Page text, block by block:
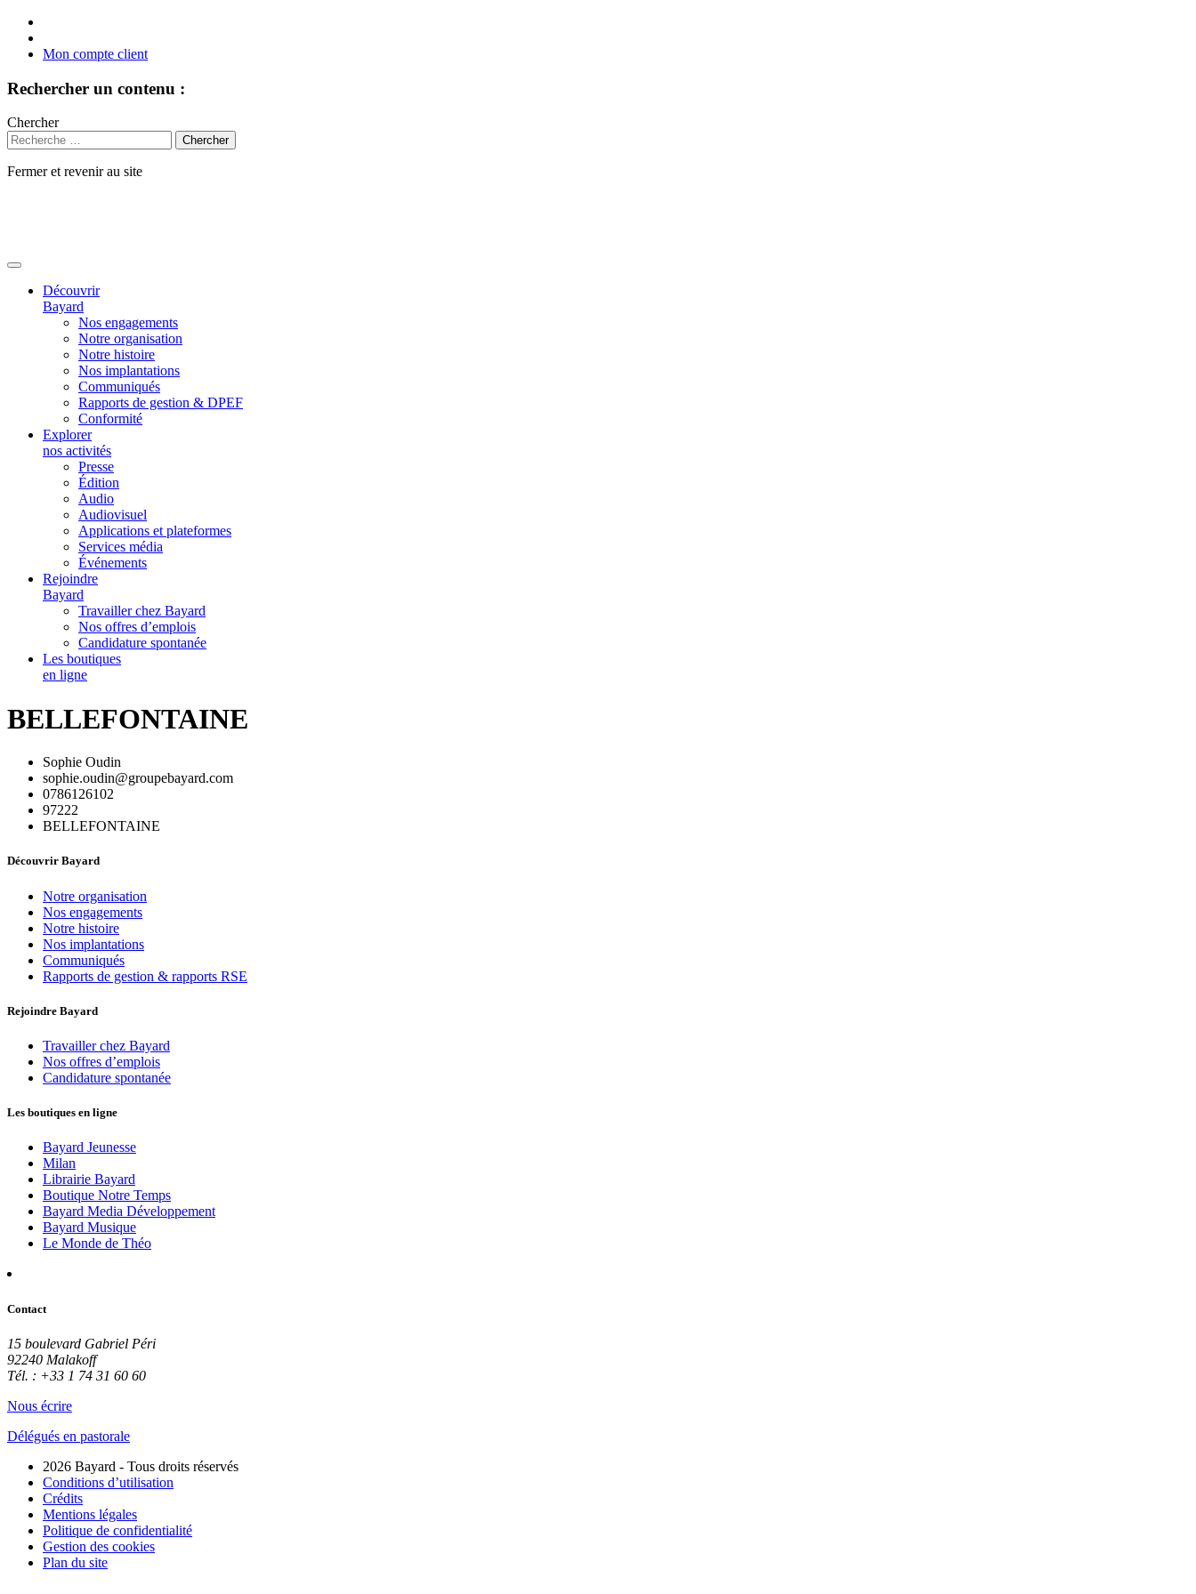
Mon compte client
Rechercher un contenu :
Chercher
Fermer et revenir au site
Découvrir
Bayard
Nos engagements
Notre organisation
Notre histoire
Nos implantations
Communiqués
Rapports de gestion & DPEF
Conformité
Explorer
nos activités
Presse
Édition
Audio
Audiovisuel
Applications et plateformes
Services média
Événements
Rejoindre
Bayard
Travailler chez Bayard
Nos offres d’emplois
Candidature spontanée
Les boutiques
en ligne
BELLEFONTAINE
Sophie Oudin
sophie.oudin@groupebayard.com
0786126102
97222
BELLEFONTAINE
Découvrir Bayard
Notre organisation
Nos engagements
Notre histoire
Nos implantations
Communiqués
Rapports de gestion & rapports RSE
Rejoindre Bayard
Travailler chez Bayard
Nos offres d’emplois
Candidature spontanée
Les boutiques en ligne
Bayard Jeunesse
Milan
Librairie Bayard
Boutique Notre Temps
Bayard Media Développement
Bayard Musique
Le Monde de Théo
Contact
15 boulevard Gabriel Péri
92240 Malakoff
Tél. : +33 1 74 31 60 60
Nous écrire
Délégués en pastorale
2026 Bayard - Tous droits réservés
Conditions d’utilisation
Crédits
Mentions légales
Politique de confidentialité
Gestion des cookies
Plan du site